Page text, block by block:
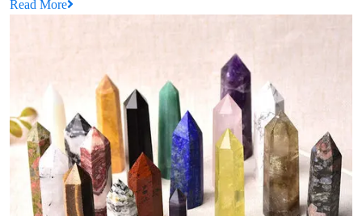
et
Naturel
et
Read More